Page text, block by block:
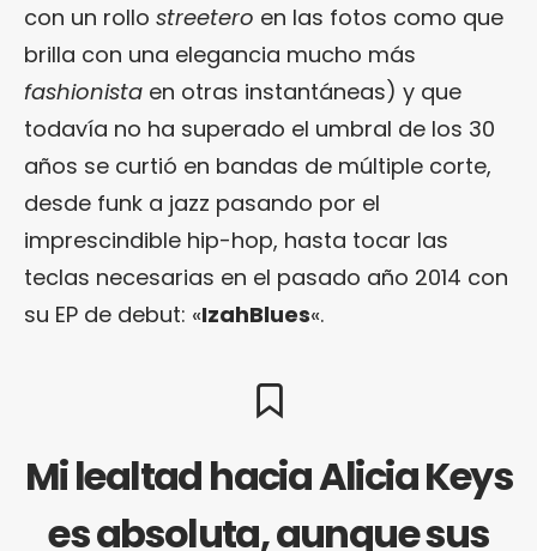
con un rollo streetero en las fotos como que
brilla con una elegancia mucho más
fashionista en otras instantáneas) y que
todavía no ha superado el umbral de los 30
años se curtió en bandas de múltiple corte,
desde funk a jazz pasando por el
imprescindible hip-hop, hasta tocar las
teclas necesarias en el pasado año 2014 con
su EP de debut: «IzahBlues«.
Mi lealtad hacia Alicia Keys
es absoluta, aunque sus